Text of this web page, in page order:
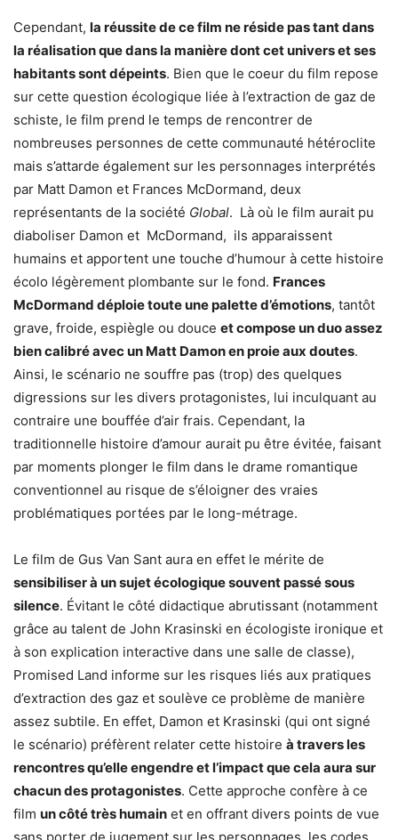
Cependant, la réussite de ce film ne réside pas tant dans
la réalisation que dans la manière dont cet univers et ses
habitants sont dépeints. Bien que le coeur du film repose
sur cette question écologique liée à l’extraction de gaz de
schiste, le film prend le temps de rencontrer de
nombreuses personnes de cette communauté hétéroclite
mais s’attarde également sur les personnages interprétés
par Matt Damon et Frances McDormand, deux
représentants de la société Global. Là où le film aurait pu
diaboliser Damon et McDormand, ils apparaissent
humains et apportent une touche d’humour à cette histoire
écolo légèrement plombante sur le fond. Frances
McDormand déploie toute une palette d’émotions, tantôt
grave, froide, espiègle ou douce et compose un duo assez
bien calibré avec un Matt Damon en proie aux doutes.
Ainsi, le scénario ne souffre pas (trop) des quelques
digressions sur les divers protagonistes, lui inculquant au
contraire une bouffée d’air frais. Cependant, la
traditionnelle histoire d’amour aurait pu être évitée, faisant
par moments plonger le film dans le drame romantique
conventionnel au risque de s’éloigner des vraies
problématiques portées par le long-métrage.
Le film de Gus Van Sant aura en effet le mérite de
sensibiliser à un sujet écologique souvent passé sous
silence. Évitant le côté didactique abrutissant (notamment
grâce au talent de John Krasinski en écologiste ironique et
à son explication interactive dans une salle de classe),
Promised Land informe sur les risques liés aux pratiques
d’extraction des gaz et soulève ce problème de manière
assez subtile. En effet, Damon et Krasinski (qui ont signé
le scénario) préfèrent relater cette histoire à travers les
rencontres qu’elle engendre et l’impact que cela aura sur
chacun des protagonistes. Cette approche confère à ce
film un côté très humain et en offrant divers points de vue
sans porter de jugement sur les personnages, les codes